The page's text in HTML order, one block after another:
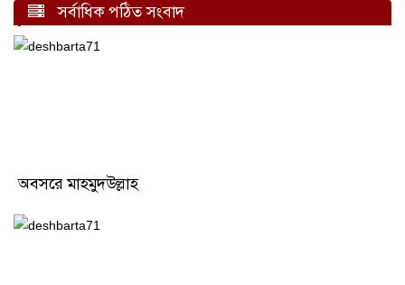
সর্বাধিক পঠিত সংবাদ
অবসরে মাহমুদউল্লাহ